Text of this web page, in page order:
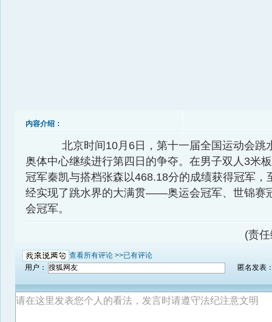
内容介绍：
北京时间10月6日，第十一届全国运动会跳
奥体中心继续进行第四日的争夺。在男子双人3米
冠军秦凯与搭档张森以468.18分的成绩获得冠军，
经实现了跳水界的大满贯——奥运会冠军、世锦赛
会冠军。
(责
查看所有评论 >>已有评论
用户：
匿名发表